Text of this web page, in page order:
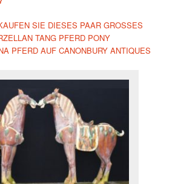
SIE DIESES PAAR GROSSES
TANG PFERD PONY
PFERD AUF CANONBURY ANTIQUES